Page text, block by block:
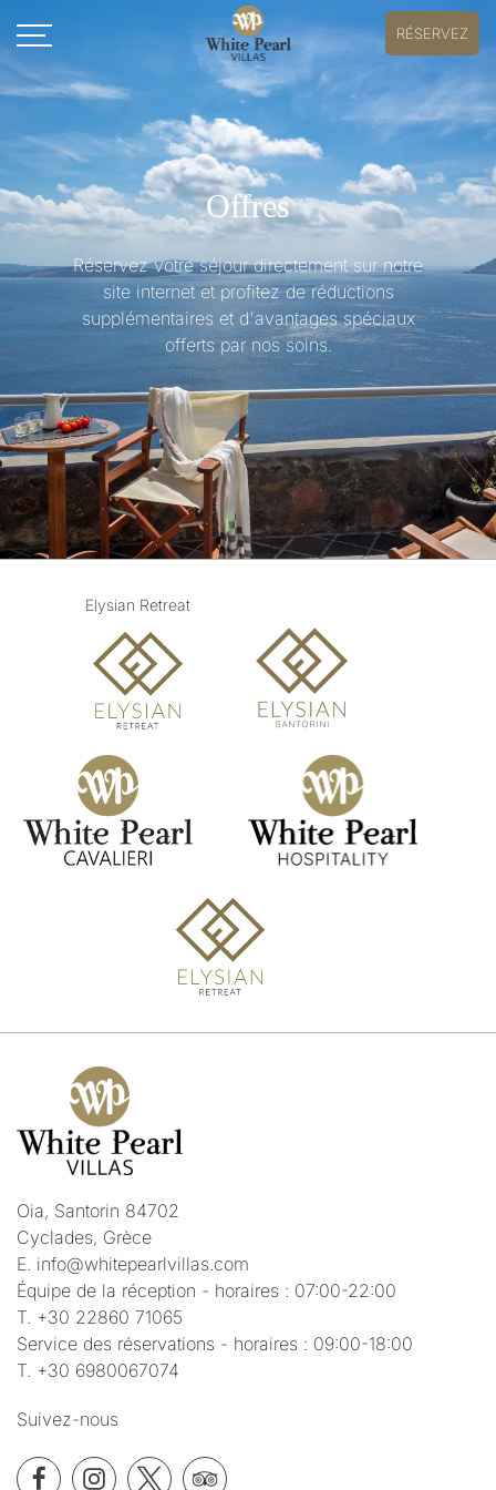
RÉSERVEZ
Offres
Réservez votre séjour directement sur notre
site internet et profitez de réductions
supplémentaires et d'avantages spéciaux
offerts par nos soins.
Elysian Retreat
Oia, Santorin 84702
Cyclades, Grèce
E. info@whitepearlvillas.com
Équipe de la réception - horaires : 07:00-22:00
T. +30 22860 71065
Service des réservations - horaires : 09:00-18:00
T. +30 6980067074
Suivez-nous
FacebookInstagramTwitter TripAdvisor